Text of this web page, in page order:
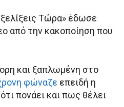
Τώρα» έδωσε
από την κακοποίηση που
και ξαπλωμένη στο
φώναζε επειδή η
πονάει και πως θέλει